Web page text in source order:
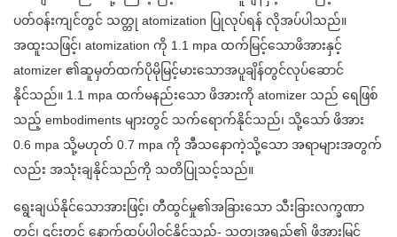
ပတ်ဝန်းကျင်တွင် သတ္တု atomization ပြုလုပ်ရန် လိုအပ်ပါသည်။
အထူးသဖြင့်၊ atomization ကို 1.1 mpa ထက်မြင့်သောဖိအားနှင့်
atomizer ၏ဆူမှတ်ထက်ပိုမိုမြင့်မားသောအပူချိန်တွင်လုပ်ဆောင်
နိုင်သည်။ 1.1 mpa ထက်မနည်းသော ဖိအားကို atomizer သည် ရေဖြစ်
သည့် embodiments များတွင် သက်ရောက်နိုင်သည်၊ သို့သော် ဖိအား
0.6 mpa သို့မဟုတ် 0.7 mpa ကို အီသနောကဲ့သို့သော အရာများအတွက်
လည်း အသုံးချနိုင်သည်ကို သတိပြုသင့်သည်။
ရွေးချယ်နိုင်သောအားဖြင့်၊ တီထွင်မှု၏အခြားသော သီးခြားလက္ခဏာ
တွင်၊ ၎င်းတွင် နောက်ထပ်ပါဝင်နိုင်သည်- သတ္တုအရည်၏ ဖိအားမြင့်